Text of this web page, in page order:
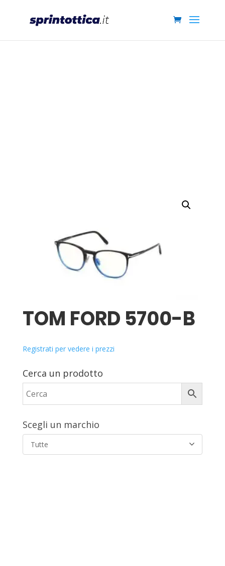
TOM FORD 5700-B
Registrati per vedere i prezzi
Cerca un prodotto
Scegli un marchio
Tutte